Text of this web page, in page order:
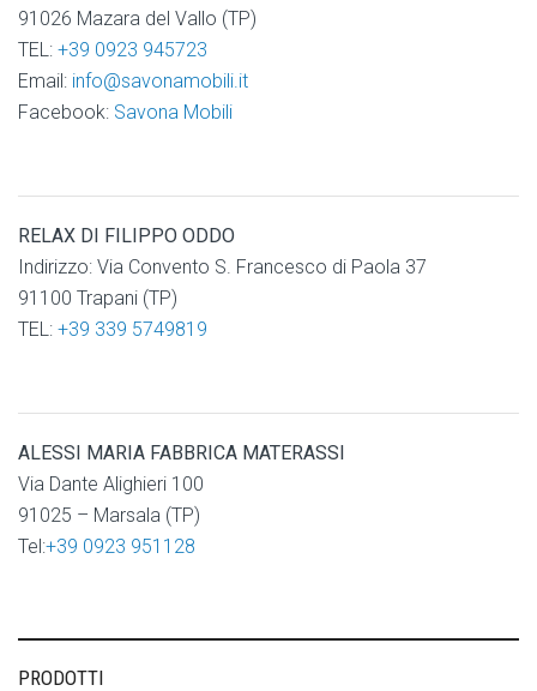
91026 Mazara del Vallo (TP)
TEL: +39 0923 945723
Email: info@savonamobili.it
Facebook: Savona Mobili
RELAX DI FILIPPO ODDO
Indirizzo: Via Convento S. Francesco di Paola 37
91100 Trapani (TP)
TEL: +39 339 5749819
ALESSI MARIA FABBRICA MATERASSI
Via Dante Alighieri 100
91025 – Marsala (TP)
Tel:+39 0923 951128
PRODOTTI